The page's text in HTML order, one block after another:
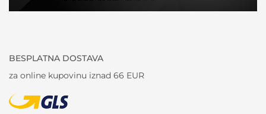
BESPLATNA DOSTAVA
za online kupovinu iznad 66 EUR